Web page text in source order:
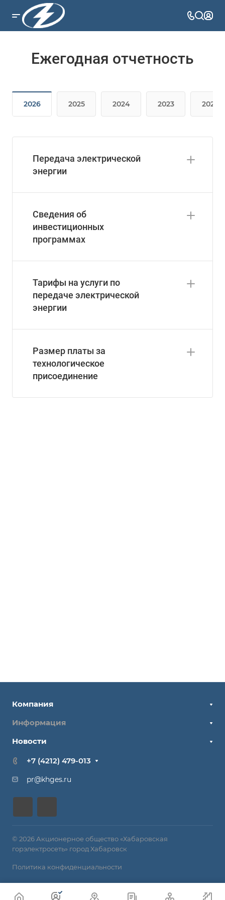
Ежегодная отчетность
2026 2025 2024 2023 2022
Передача электрической
энергии
Сведения об
инвестиционных
программах
Тарифы на услуги по
передаче электрической
энергии
Размер платы за
технологическое
присоединение
Компания
Информация
Новости
+7 (4212) 479-013
pr@khges.ru
© 2026 Акционерное общество «Хабаровская
горэлектросеть» город Хабаровск
Политика конфиденциальности